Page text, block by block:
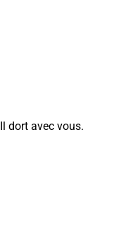
dort avec vous.